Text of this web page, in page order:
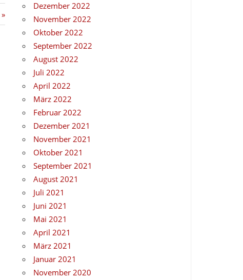
Dezember 2022
November 2022
Oktober 2022
September 2022
August 2022
Juli 2022
April 2022
März 2022
Februar 2022
Dezember 2021
November 2021
Oktober 2021
September 2021
August 2021
Juli 2021
Juni 2021
Mai 2021
April 2021
März 2021
Januar 2021
November 2020